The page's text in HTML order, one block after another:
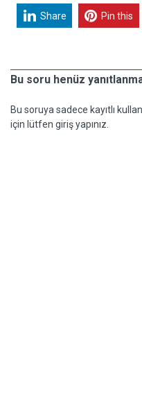
Share Pin this
Bu soru henüz
Bu soruya sadece kayıtlı
için lütfen giriş yapınız.